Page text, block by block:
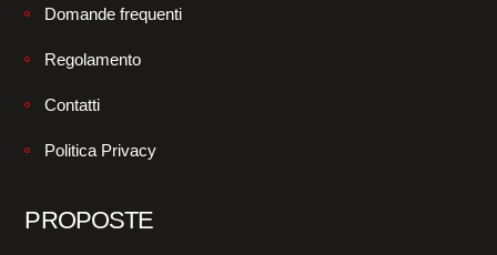
Domande frequenti
Regolamento
Contatti
Politica Privacy
PROPOSTE